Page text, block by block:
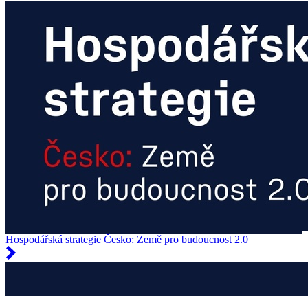
Hospodářská strategie Česko: Země pro budoucnost 2.0